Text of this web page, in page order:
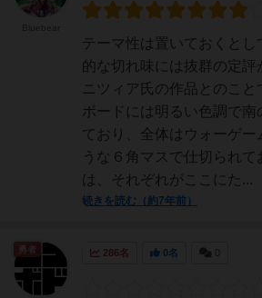
テーマ性は置いておくとし
的な切れ味には抜群の定評
ニツィア氏の作品とのこと
ボードには明るい色調で南
ており、全体はウォーゲー
うな６角マスで仕切られ
は、それぞれがここにた...
続きを読む（約7年前）
286名 0名
勇者